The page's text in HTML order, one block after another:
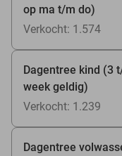
op ma t/m do)
Verkocht: 1.574
Dagentree kind (3
week geldig)
Verkocht: 1.239
Dagentree